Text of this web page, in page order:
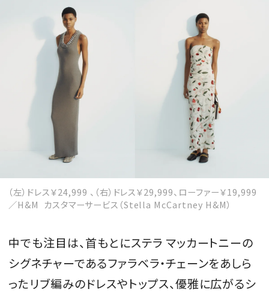
（左）ドレス￥24,999 、（右）ドレス￥29,999、ローファー￥19,999
／H&M カスタマーサービス（Stella McCartney H&M）
中でも注目は、首もとにステラ マッカートニーの
シグネチャーであるファラベラ・チェーンをあしら
ったリブ編みのドレスやトップス、優雅に広がるシ